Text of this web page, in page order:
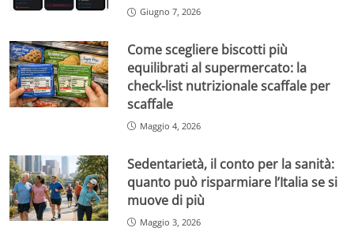
Giugno 7, 2026
Come scegliere biscotti più
equilibrati al supermercato: la
check-list nutrizionale scaffale per
scaffale
Maggio 4, 2026
Sedentarietà, il conto per la sanità:
quanto può risparmiare l’Italia se si
muove di più
Maggio 3, 2026